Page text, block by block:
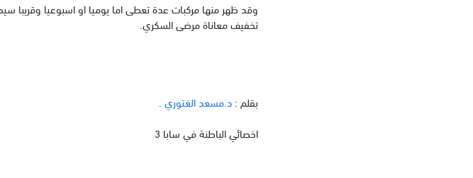
وقد ظهر منها مركبات عدة تعطى اما يوميا او اسبوعيا وقريبا
تخفيف معاناة مرضى السكري.
بقلم :د.مسعد الغتوري
اخصائي الباطنة في سابا 3